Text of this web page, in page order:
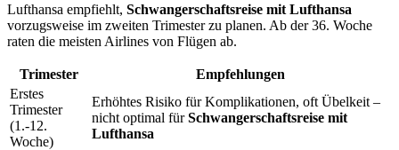
Lufthansa empfiehlt, Schwangerschaftsreise mit Lufthansa
vorzugsweise im zweiten Trimester zu planen. Ab der 36. Woche
raten die meisten Airlines von Flügen ab.
Trimester
Empfehlungen
Erstes
Trimester
(1.-12.
Woche)
Erhöhtes Risiko für Komplikationen, oft Übelkeit –
nicht optimal fürSchwangerschaftsreise mit
Lufthansa